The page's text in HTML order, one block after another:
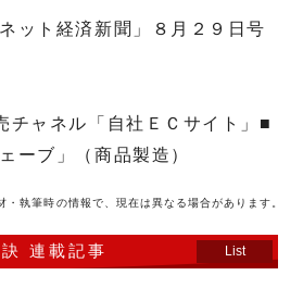
ット経済新聞」８月２９日号
チャネル「自社ＥＣサイト」■
ーブ」（商品製造）
・執筆時の情報で、現在は異なる場合があります。
連載記事 List